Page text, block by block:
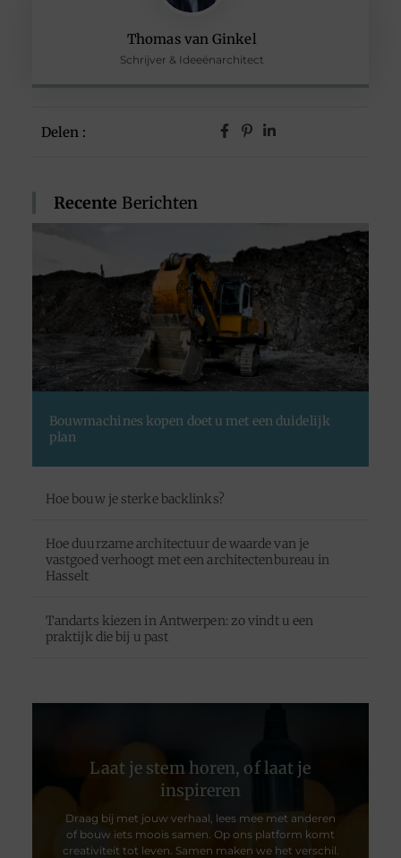
Thomas van Ginkel
Schrijver & Ideeënarchitect
Delen :
Recente Berichten
Bouwmachines kopen doet u met een duidelijk
plan
Hoe bouw je sterke backlinks?
Hoe duurzame architectuur de waarde van je
vastgoed verhoogt met een architectenbureau in
Hasselt
Tandarts kiezen in Antwerpen: zo vindt u een
praktijk die bij u past
Laat je stem horen, of laat je
inspireren
Draag bij met jouw verhaal, lees mee met anderen
of bouw iets moois samen. Op ons platform komt
creativiteit tot leven. Samen maken we het verschil.